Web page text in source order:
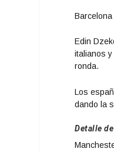
Edin
italianos
ronda.
Los
dando la
Detalle